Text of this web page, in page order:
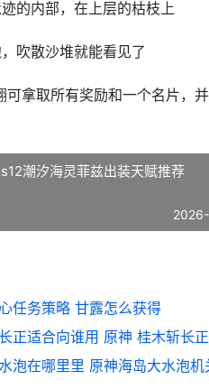
的内部，在上层的枯枝上
吹散沙堆就能看见了
可拿取所有奖励和一个名片，
s12潮汐海灵菲兹出装天赋推荐
任务策略 甘露怎么获得
正适合向谁用 原神 桂木斩长正
泡在哪里里 原神海岛大水泡机